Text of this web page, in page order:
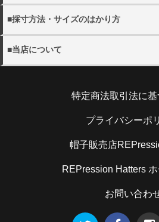
ご指定がない場合には、最短のお
・配送希望時間帯は、以下よりお選
【午前中 12-14時 14-16時 16-
時】
※メール便(ゆうパケット)はポスト
・日本国外への出荷は、承っており
詳しく見る
ださい。
・メール便は全国一律300円となり
(shop@rep-hat.com)またはお電話
連絡ください。
※当店休業日は、
・お客様のご都合による返品の場合
に限り、返品を承ります。お手元
客様ご負担となりますので予めご了
詳しく見る
■採寸方法・サイズのはかり方
い。
サイズのはか
■当店について
メール：shop@rep-hat.com
特定商法取引法に
プライバシーポ
帽子販売店
REPression Hatters
お問い合わ